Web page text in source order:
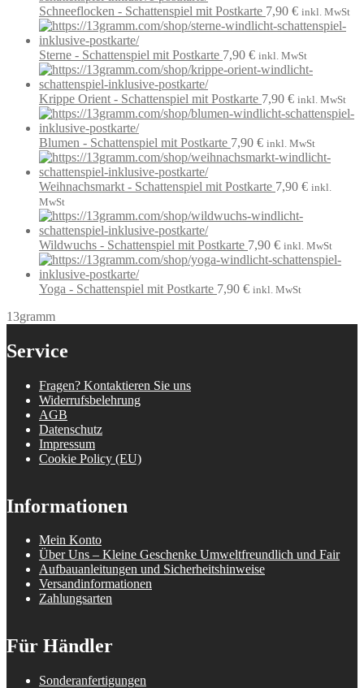
Schneeflocken - Schattenspiel mit Postkarte 7,90 € inkl. MwSt
Sterne - Schattenspiel mit Postkarte 7,90 € inkl. MwSt
Krippe Orient - Schattenspiel mit Postkarte 7,90 € inkl. MwSt
Blumen - Schattenspiel mit Postkarte 7,90 € inkl. MwSt
Weihnachsmarkt - Schattenspiel mit Postkarte 7,90 € inkl.
MwSt
Wildwuchs - Schattenspiel mit Postkarte 7,90 € inkl. MwSt
Yoga - Schattenspiel mit Postkarte 7,90 € inkl. MwSt
13gramm
Service
Fragen? Kontaktieren Sie uns
Widerrufsbelehrung
AGB
Datenschutz
Impressum
Cookie Policy (EU)
Informationen
Mein Konto
Über Uns – Kleine Geschenke Umweltfreundlich und Fair
Aufbauanleitungen und Sicherheitshinweise
Versandinformationen
Zahlungsarten
Für Händler
Sonderanfertigungen